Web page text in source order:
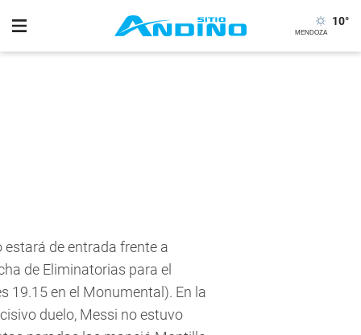
10°
de entrada frente a
de Eliminatorias para el
19.15 en el Monumental). En la
duelo, Messi no estuvo